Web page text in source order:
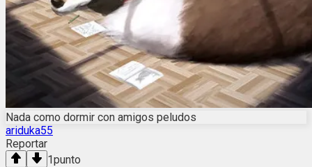
Nada como dormir con amigos peludos
ariduka55
Reportar
1punto